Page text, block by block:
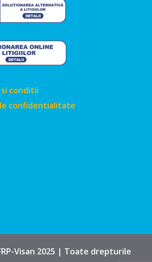
conditii
confidentialitate
Visan 2025 | Toate drepturile